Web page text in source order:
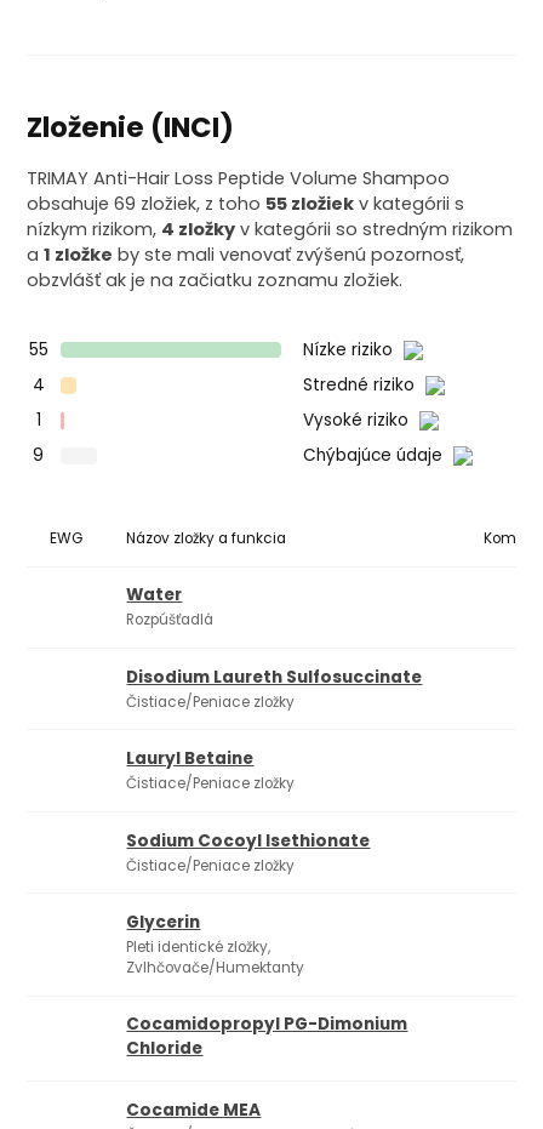
Zloženie (INCI)
TRIMAY Anti-Hair Loss Peptide Volume Shampoo
obsahuje 69 zložiek, z toho 55 zložiek v kategórii s
nízkym rizikom, 4 zložky v kategórii so stredným rizikom
a1 zložke by ste mali venovať zvýšenú pozornosť,
obzvlášť ak je na začiatku zoznamu zložiek.
55
Nízke riziko
4
Stredné riziko
1
Vysoké riziko
9
Chýbajúce údaje
EWG Názov zložky a funkcia
Water
Rozpúšťadlá
Disodium Laureth Sulfosuccinate
Čistiace/Peniace zložky
Lauryl Betaine
Čistiace/Peniace zložky
Sodium Cocoyl Isethionate
Čistiace/Peniace zložky
Glycerin
Pleti identické zložky,
Zvlhčovače/Humektanty
Cocamidopropyl PG-Dimonium
Chloride
Cocamide MEA